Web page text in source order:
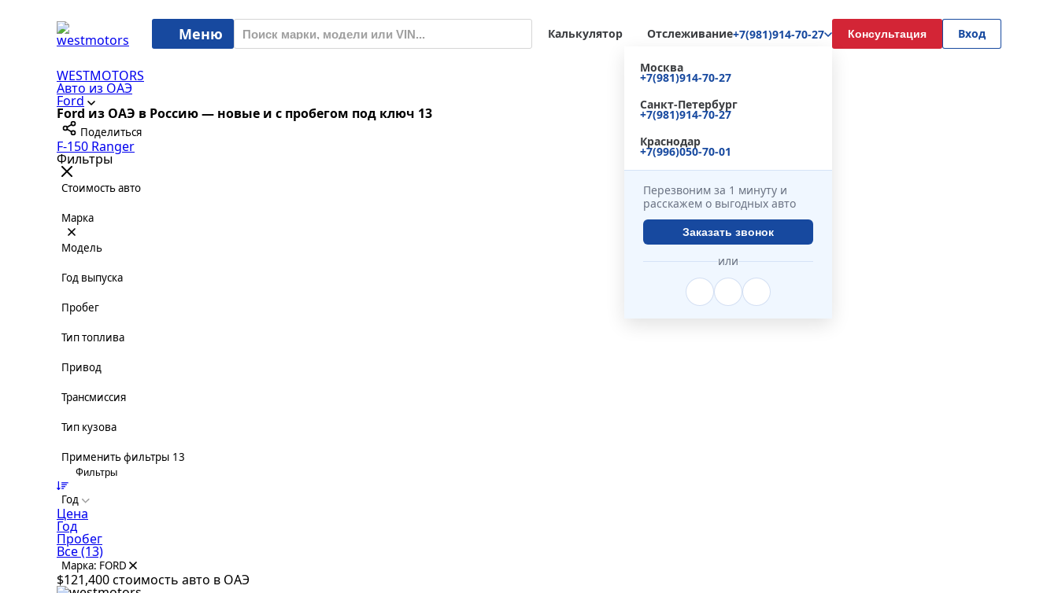
Меню Калькулятор Отслеживание+7(981)914-70-27
Москва
+7(981)914-70-27
Санкт-Петербург
+7(981)914-70-27
Краснодар
+7(996)050-70-01
Перезвоним за 1 минуту и
расскажем о выгодных авто
Заказать звонок
или
Консультация Вход
WESTMOTORS
Авто из ОАЭ
Ford
Ford из ОАЭ в Россию — новые и с пробегом под ключ 13
Поделиться
F-150 Ranger
Фильтры
Стоимость авто
Марка
Модель
Год выпуска
Пробег
Тип топлива
Привод
Трансмиссия
Тип кузова
Применить фильтры 13
Фильтры
Год
Цена
Год
Пробег
Все(13)
Марка: FORD
$121,400стоимость авто в ОАЭ